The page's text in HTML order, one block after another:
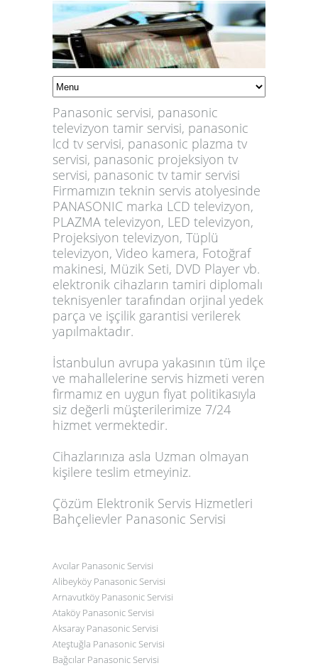
Panasonic servisi, panasonic
televizyon tamir servisi, panasonic
lcd tv servisi, panasonic plazma tv
servisi, panasonic projeksiyon tv
servisi, panasonic tv tamir servisi
Firmamızın teknin servis atolyesinde
PANASONIC marka LCD televizyon,
PLAZMA televizyon, LED televizyon,
Projeksiyon televizyon, Tüplü
televizyon, Video kamera, Fotoğraf
makinesi, Müzik Seti, DVD Player vb.
elektronik cihazların tamiri diplomalı
teknisyenler tarafından orjinal yedek
parça ve işçilik garantisi verilerek
yapılmaktadır.
İstanbulun avrupa yakasının tüm ilçe
ve mahallelerine servis hizmeti veren
firmamız en uygun fiyat politikasıyla
siz değerli müşterilerimize 7/24
hizmet vermektedir.
Cihazlarınıza asla Uzman olmayan
kişilere teslim etmeyiniz.
Çözüm Elektronik Servis Hizmetleri
Bahçelievler Panasonic Servisi
Avcılar PanasonicServisi
Alibeyköy Panasonic Servisi
Arnavutköy Panasonic Servisi
Ataköy Panasonic Servisi
Aksaray Panasonic Servisi
Ateştuğla Panasonic Servisi
Bağcılar Panasonic Servisi